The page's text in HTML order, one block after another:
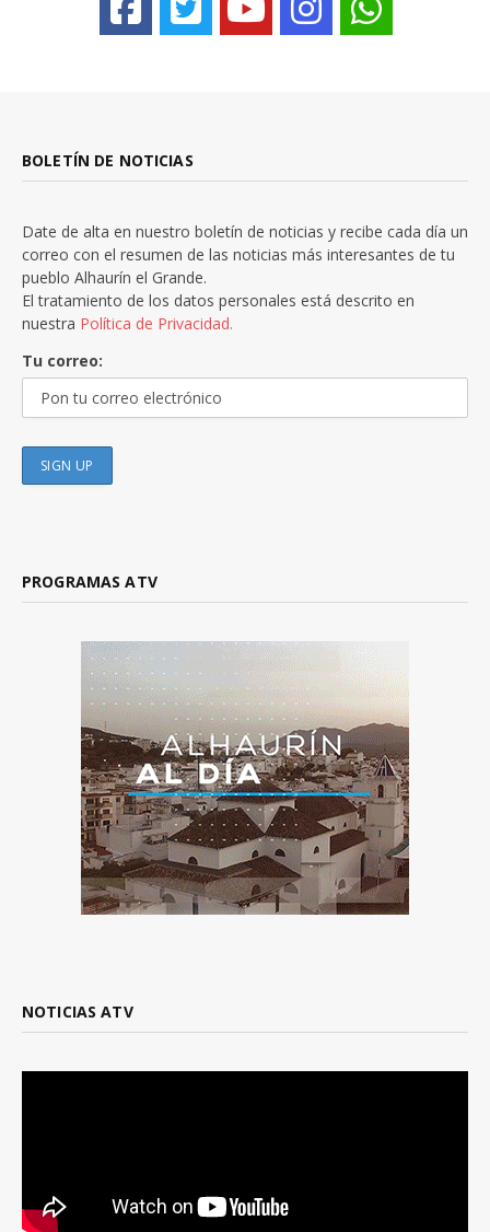
BOLETÍN DE NOTICIAS
Date de alta en nuestro boletín de noticias y recibe cada día un
correo con el resumen de las noticias más interesantes de tu
pueblo Alhaurín el Grande.
El tratamiento de los datos personales está descrito en
nuestra Política de Privacidad.
Tu correo:
PROGRAMAS ATV
NOTICIAS ATV